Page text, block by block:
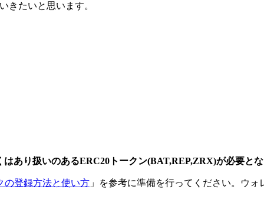
きたいと思います。
あり扱いのあるERC20トークン(BAT,REP,ZRX)が必要とな
の登録方法と使い方 」を参考に準備を行ってください。ウォ